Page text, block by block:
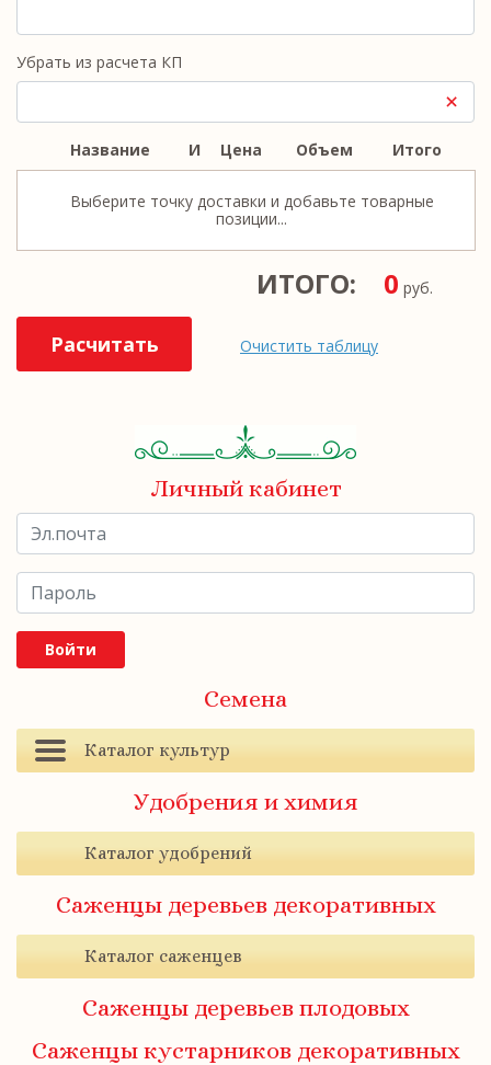
Личный кабинет
Семена
Каталог культур
Удобрения и химия
Каталог удобрений
Саженцы деревьев декоративных
Каталог саженцев
Саженцы деревьев плодовых
Саженцы кустарников декоративных
Убрать из расчета КП
Название И Цена Объем Итого
Выберите точку доставки и добавьте товарные
позиции...
ИТОГО: 0 руб.
Расчитать Очистить таблицу